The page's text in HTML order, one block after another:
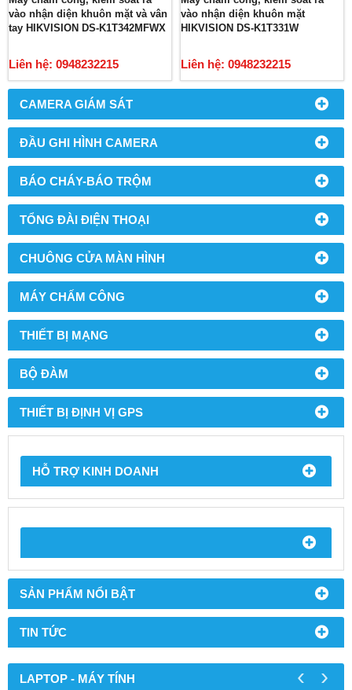
CAMERA GIÁM SÁT
ĐẦU GHI HÌNH CAMERA
BÁO CHÁY-BÁO TRỘM
TỔNG ĐÀI ĐIỆN THOẠI
CHUÔNG CỬA MÀN HÌNH
MÁY CHẤM CÔNG
THIẾT BỊ MẠNG
BỘ ĐÀM
THIẾT BỊ ĐỊNH VỊ GPS
HỖ TRỢ KINH DOANH
SẢN PHẨM NỔI BẬT
TIN TỨC
vào nhận diện khuôn mặt và vân
tay HIKVISION DS-K1T342MFWX
Liên hệ: 0948232215
vào nhận diện khuôn mặt
HIKVISION DS-K1T331W
Liên hệ: 0948232215
LAPTOP - MÁY TÍNH ‹ ›